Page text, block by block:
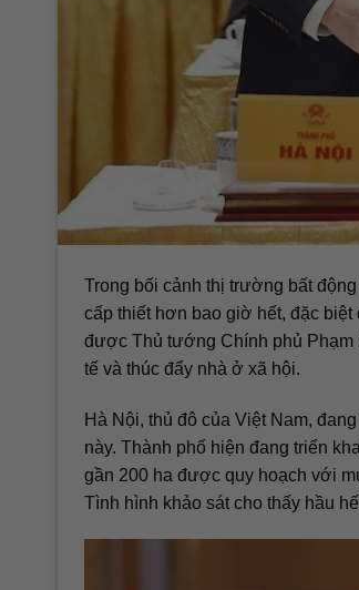
Trong bối cảnh thị trường bất
cấp thiết hơn bao giờ hết, đặc
được Thủ tướng Chính phủ Phạm
tế và thúc đẩy nhà ở xã hội.
Hà Nội, thủ đô của Việt Nam,
này. Thành phố hiện đang triển
gần 200 ha được quy hoạch với
Tình hình khảo sát cho thấy hầu